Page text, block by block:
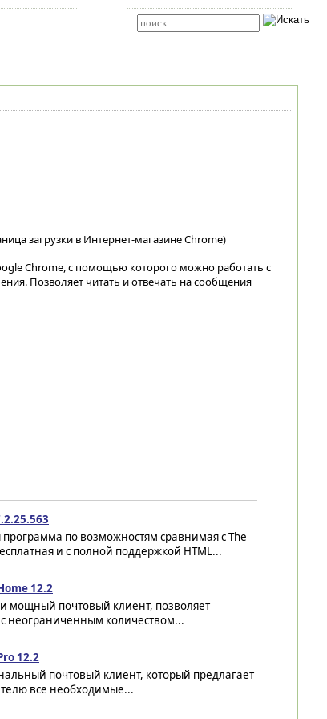
загрузки в Интернет-магазине Chrome)
Chrome, с помощью которого можно работать с
Позволяет читать и отвечать на сообщения
программа по возможностям сравнимая с The
и с полной поддержкой HTML...
12.2
мощный почтовый клиент, позволяет
с неограниченным количеством...
12.2
почтовый клиент, который предлагает
все необходимые...